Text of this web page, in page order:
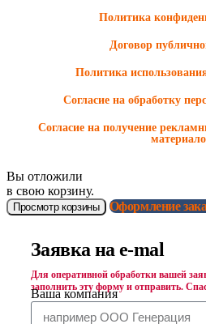
Политика
Договор
Политика
Согласие на обработку
Согласие на получение
Вы отложили
в свою корзину.
Просмотр корзины Оформление
Заявка на e-mal
Для оперативной обработки вашей
заполнить эту форму и отправить.
Ваша компания